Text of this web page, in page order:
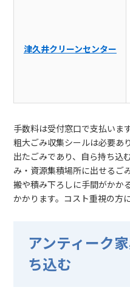
津久井クリーンセンター
手数料は受付窓口で支払いま
粗大ごみ収集シールは必要あ
出たごみであり、自ら持ち込
み・資源集積場所に出せるご
搬や積み下ろしに手間がかか
かかります。コスト重視の方
アンティーク
ち込む